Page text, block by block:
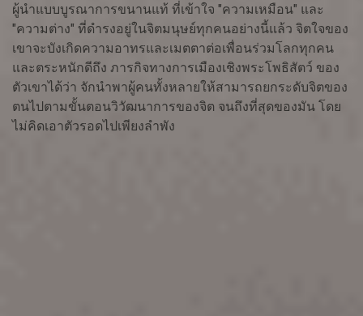
ผู้นำแบบบูรณาการขนานแท้ ที่เข้าใจ "ความเหมือน" และ
"ความต่าง" ที่ดำรงอยู่ในจิตมนุษย์ทุกคนอย่างนี้แล้ว จิตใจของ
เขาจะบังเกิดความอาทรและเมตตาต่อเพื่อนร่วมโลกทุกคน
และตระหนักดีถึง ภารกิจทางการเมืองเชิงพระโพธิสัตว์ ของ
ตัวเขาได้ว่า จักนำพาผู้คนทั้งหลายให้สามารถยกระดับจิตของ
ตนไปตามขั้นตอนวิวัฒนาการของจิต จนถึงที่สุดของมัน โดย
ไม่คิดเอาตัวรอดไปเพียงลำพัง